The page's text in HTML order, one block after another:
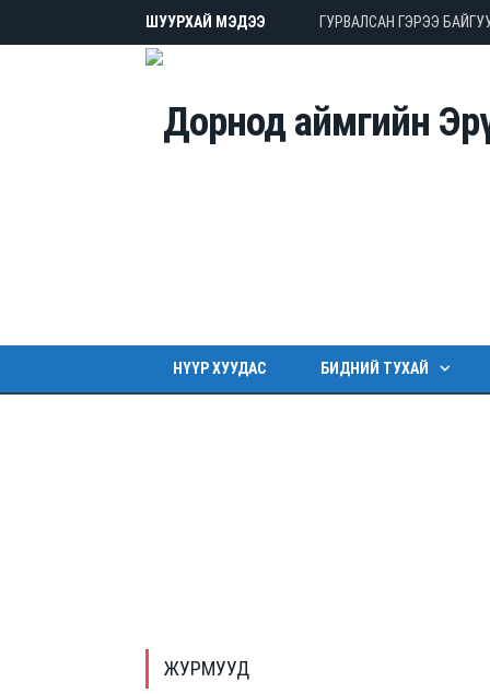
ШУУРХАЙ МЭДЭЭ ГУРВАЛСАН ГЭРЭЭ
НҮҮР ХУУДАС БИДНИЙ ТУХАЙ
ЖУРМУУД